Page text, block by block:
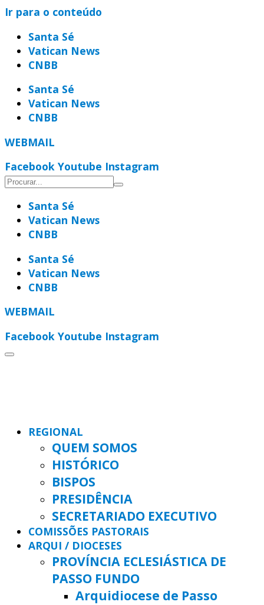
Ir para o conteúdo
Santa Sé
Vatican News
CNBB
Santa Sé
Vatican News
CNBB
WEBMAIL
Facebook Youtube Instagram
Santa Sé
Vatican News
CNBB
Santa Sé
Vatican News
CNBB
WEBMAIL
Facebook Youtube Instagram
REGIONAL
QUEM SOMOS
HISTÓRICO
BISPOS
PRESIDÊNCIA
SECRETARIADO EXECUTIVO
COMISSÕES PASTORAIS
ARQUI / DIOCESES
PROVÍNCIA ECLESIÁSTICA DE
PASSO FUNDO
Arquidiocese de Passo